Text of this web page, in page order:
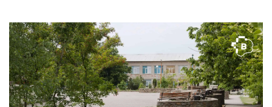
Корпус дошкільного навчального закладу Лежинської гімназії, що не зазнав суттєвих
пошкоджень